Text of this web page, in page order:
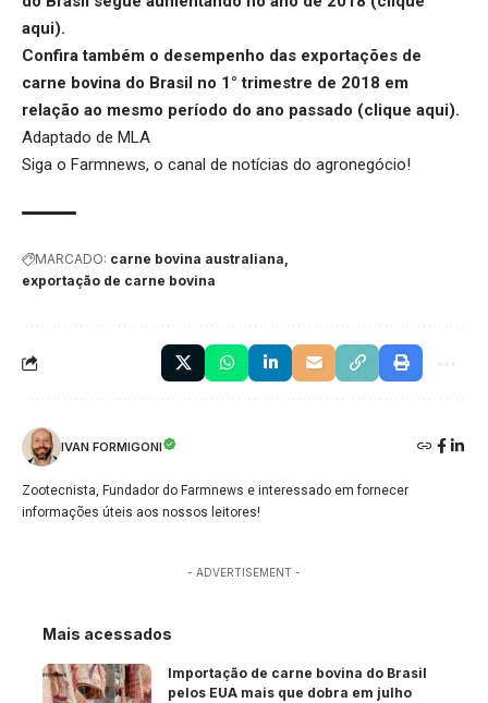
aqui).
Confira também o desempenho das exportações de
carne bovina do Brasil no 1° trimestre de 2018 em
relação ao mesmo período do ano passado (clique aqui).
Adaptado de MLA
Siga o Farmnews, o canal de notícias do agronegócio!
MARCADO: carne bovina australiana
exportação de carne bovina
IVAN FORMIGONI
Zootecnista, Fundador do Farmnews e interessado em fornecer
informações úteis aos nossos leitores!
- ADVERTISEMENT -
Mais acessados
Importação de carne bovina do Brasil
pelos EUA mais que dobra em julho